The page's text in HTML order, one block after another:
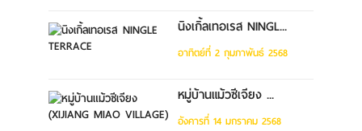
นิงเกิ้ลเทอเรส NINGL...
อาทิตย์ที่ 2 กุมภาพันธ์ 2568
หมู่บ้านแม้วซีเจียง ...
อังคารที่ 14 มกราคม 2568